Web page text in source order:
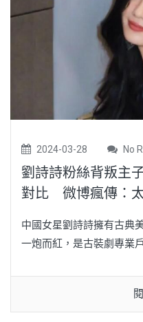
2024-03-28 No
劉詩詩粉絲背叛主
對比 微博瘋傳：
中國女星劉詩詩擁有古典
一炮而紅，是古裝劇專業